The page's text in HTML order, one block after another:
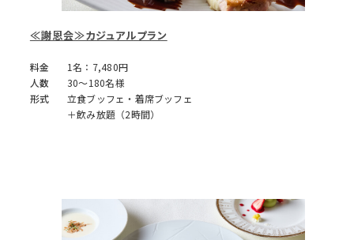
≪謝恩会≫カジュアルプラン
料金
1名：7,480円
人数
30～180名様
形式
立食ブッフェ・着席ブッフェ
＋飲み放題（2時間）